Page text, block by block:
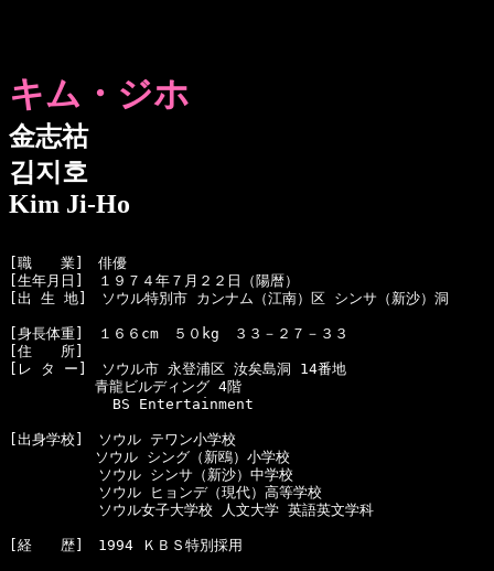
キム・ジホ
金志祜
김지호
Kim Ji-Ho
[職　　業]　俳優
[生年月日]　１９７４年７月２２日（陽暦）
[出 生 地]　ソウル特別市 カンナム（江南）区 シンサ（新沙）洞
[身長体重]　１６６cm　５０kg　３３－２７－３３
[住　　所]
[レ タ ー]　ソウル市 永登浦区 汝矣島洞 14番地
青龍ビルディング 4階
  　　　　　　BS Entertainment
[出身学校]　ソウル テワン小学校
ソウル シング（新鴎）小学校
  　　　　　ソウル シンサ（新沙）中学校
  　　　　　ソウル ヒョンデ（現代）高等学校
  　　　　　ソウル女子大学校 人文大学 英語英文学科
[経　　歴]　1994 ＫＢＳ特別採用